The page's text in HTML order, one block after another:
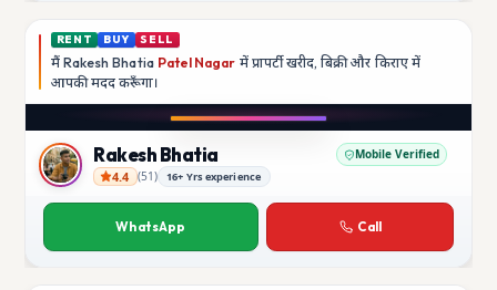
RENT BUY SELL
मैं Rakesh Bhatia Patel Nagar में प्रापर्टी खरीद, बिक्री और किराए में
आपकी मददकरूँगा।
Rakesh Bhatia
Rakesh Bhatia Mobile Verified
4.4 (51) 16+ Yrs experience
WhatsApp Call